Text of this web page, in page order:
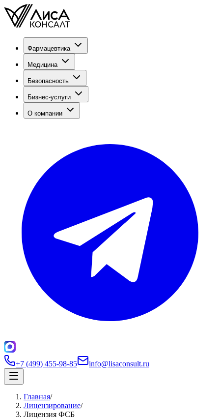
Фармацевтика
Медицина
Безопасность
Бизнес-услуги
О компании
+7 (499) 455-98-85 info@lisaconsult.ru
Главная/
Лицензирование/
Лицензия ФСБ